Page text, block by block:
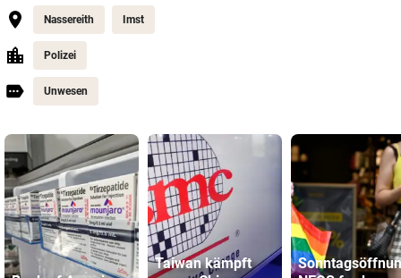
Nassereith Imst
Polizei
Unwesen
Taiwan kämpft